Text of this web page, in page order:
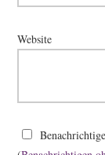
Website